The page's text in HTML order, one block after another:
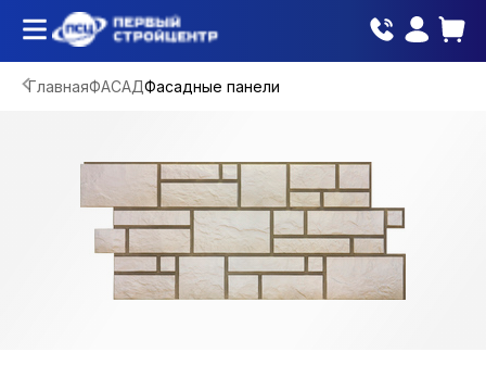
ГлавнаяФАСАДФасадные панели